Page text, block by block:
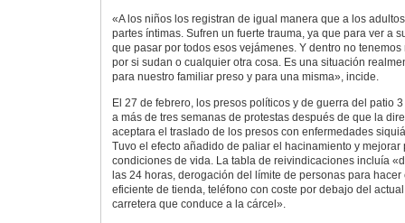
«A los niños los registran de igual manera que a los
partes íntimas. Sufren un fuerte trauma, ya que para ver a
que pasar por todos esos vejámenes. Y dentro no
por si sudan o cualquier otra cosa. Es una situación
para nuestro familiar preso y para una misma», incide.
El 27 de febrero, los presos políticos y de guerra del patio
a más de tres semanas de protestas después de que la
aceptara el traslado de los presos con enfermedades
Tuvo el efecto añadido de paliar el hacinamiento y mejorar
condiciones de vida. La tabla de reivindicaciones incluía
las 24 horas, derogación del límite de personas para
eficiente de tienda, teléfono con coste por debajo del
carretera que conduce a la cárcel».